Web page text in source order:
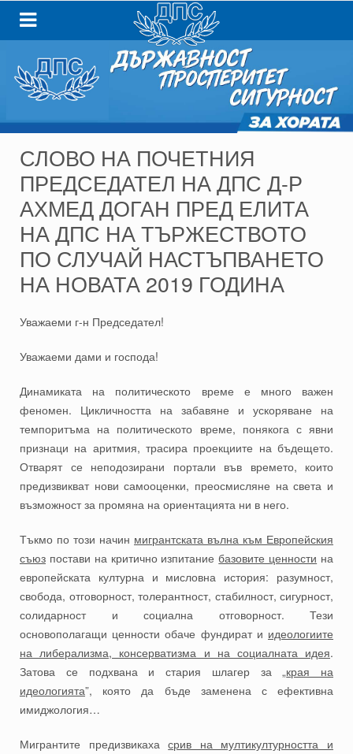
СЛОВО НА ПОЧЕТНИЯ
ПРЕДСЕДАТЕЛ НА ДПС Д-Р
АХМЕД ДОГАН ПРЕД ЕЛИТА
НА ДПС НА ТЪРЖЕСТВОТО
ПО СЛУЧАЙ НАСТЪПВАНЕТО
НА НОВАТА 2019 ГОДИНА
Уважаеми г-н Председател!
Уважаеми дами и господа!
Динамиката на политическото време е много важен
феномен. Цикличността на забавяне и ускоряване на
темпоритъма на политическото време, понякога с явни
признаци на аритмия, трасира проекциите на бъдещето.
Отварят се неподозирани портали във времето, които
предизвикват нови самооценки, преосмисляне на света и
възможност за промяна на ориентацията ни в него.
Тъкмо по този начин мигрантската вълна към Европейския
съюз постави на критично изпитаниебазовите ценности на
европейската културна и мисловна история: разумност,
свобода, отговорност, толерантност, стабилност, сигурност,
солидарност и социална отговорност. Тези
основополагащи ценности обаче фундират и идеологиите
на либерализма, консерватизма и на социалната идея.
Затова се подхвана и стария шлагер за „края на
идеологията”, която да бъде заменена с ефективна
имиджология…
Мигрантите предизвикахасрив на мултикултурността и